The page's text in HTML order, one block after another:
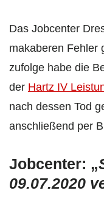
Das Jobcenter
makaberen Fehler
zufolge habe die
der Hartz IV
nach dessen Tod
anschließend per
Jobcenter: „
09.07.2020